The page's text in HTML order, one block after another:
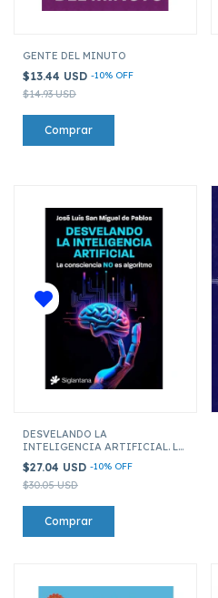
GENTE DEL MINUTO
$13.44 USD -10% OFF
$14.93 USD
DESVELANDO LA
INTELIGENCIA ARTIFICIAL. LA
ALGORITMO
$27.04 USD -10% OFF
$30.05 USD